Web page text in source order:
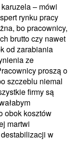
– mówi
rynku pracy
bo pracownicy,
brutto czy nawet
od zarabiania
ze
proszą o
szczeblu niemal
firmy są
obok kosztów
martwi
w